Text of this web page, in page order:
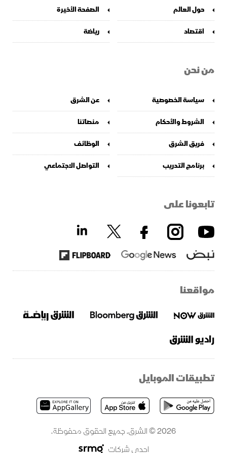
حول العالم
الصفحة الأخيرة
اقتصاد
رياضة
من نحن
سياسة الخصوصية
عن الشرق
الشروط والأحكام
منصاتنا
فريق الشرق
الوظائف
برنامج التدريب
التواصل الاجتماعي
تابعونا على
مواقعنا
تطبيقات الموبايل
2026 © الشرق. جميع الحقوق محفوظة.
إحدى شركات